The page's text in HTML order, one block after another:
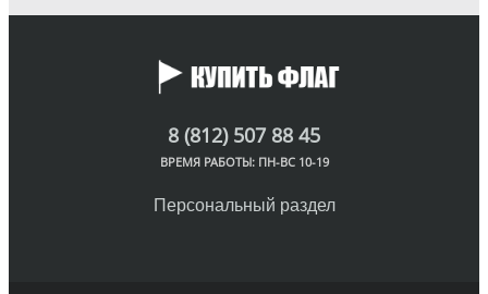
8 (812) 507 88 45
ВРЕМЯ РАБОТЫ: ПН-ВС 10-19
Персональный раздел